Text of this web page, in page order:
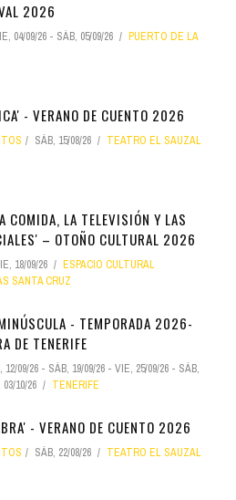
2026
04/09/26 - SÁB, 05/09/26
PUERTO DE LA
- VERANO DE CUENTO 2026
SÁB, 15/08/26 TEATRO EL SAUZAL
COMIDA, LA TELEVISIÓN Y LAS
– OTOÑO CULTURAL 2026
18/09/26
ESPACIO CULTURAL
SANTA CRUZ
- TEMPORADA 2026-
DE TENERIFE
12/09/26 - SÁB, 19/09/26 - VIE, 25/09/26 - SÁB,
03/10/26 TENERIFE
- VERANO DE CUENTO 2026
SÁB, 22/08/26 TEATRO EL SAUZAL